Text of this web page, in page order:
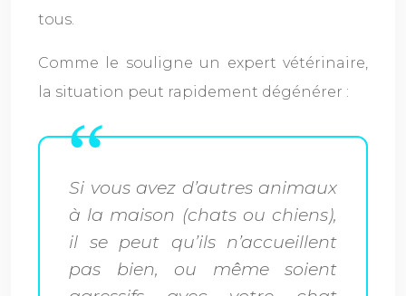
tous.
Comme le souligne un expert vétérinaire,
la situation peut rapidement dégénérer :
Si vous avez d’autres animaux
à la maison (chats ou chiens),
il se peut qu’ils n’accueillent
pas bien, ou même soient